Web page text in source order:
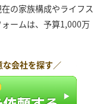
の家族構成やライフス
ームは、予算1,000万
な会社を探す／